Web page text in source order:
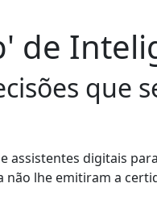
de
que
assistentes digitais
lhe emitiram a